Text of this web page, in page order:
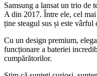
Samsung a lansat un trio de
A din 2017. Între ele, cel
ține steagul sus și este vârful
Cu un design premium,
funcționare a bateriei
cumpărătorilor.